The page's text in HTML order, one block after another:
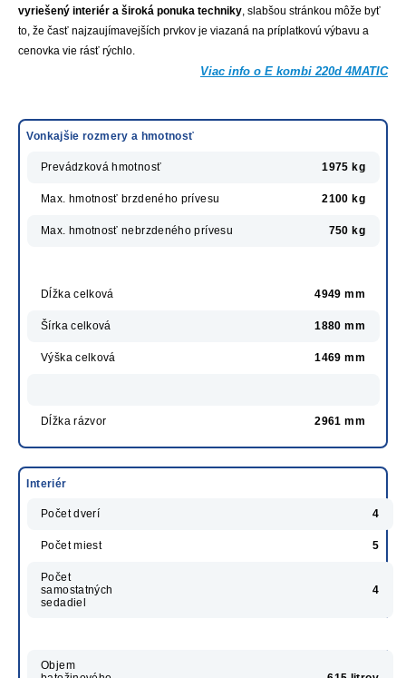
vyriešený interiér a široká ponuka techniky, slabšou stránkou môže byť
to, že časť najzaujímavejších prvkov je viazaná na príplatkovú výbavu a
cenovka vie rásť rýchlo.
Viac info o E kombi 220d 4MATIC
Vonkajšie rozmery a hmotnosť
Prevádzková hmotnosť 1975 kg
Max. hmotnosť brzdeného prívesu 2100 kg
Max. hmotnosť nebrzdeného prívesu 750 kg
Dĺžka celková 4949 mm
Šírka celková 1880 mm
Výška celková 1469 mm
Dĺžka rázvor 2961 mm
Interiér
Počet dverí 4
Počet miest 5
Počet
samostatných
sedadiel
4
Objem